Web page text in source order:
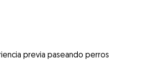
previa paseando perros